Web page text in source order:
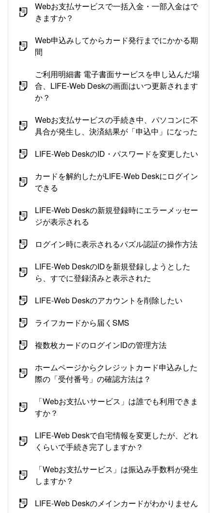
Webお支払サービスで一括入金・一部入金はで
きますか？
Web申込みしてからカード発行までにかかる期
間
ご利用明細書 電子書面サービスを申し込んだ場
合、LIFE-Web Deskの画面はいつ更新されます
か？
Webお支払サービスの手続き中、パソコンに不
具合が発生し、決済結果が「申込中」になった
LIFE-Web DeskのID・パスワードを変更したい
カードを解約したがLIFE-Web Deskにログイン
できる
LIFE-Web Deskの新規登録時にエラーメッセー
ジが表示される
ログイン時に表示されるパズル認証の操作方法
LIFE-Web DeskのIDを新規登録しようとした
ら、すでに登録済みと表示された
LIFE-Web Deskのアカウントを削除したい
ライフカードから届くSMS
複数枚カードのログインIDの管理方法
ホームページからクレジットカード申込みした
際の「受付番号」の確認方法は？
「Webお支払いサービス」は誰でも利用できま
すか？
LIFE-Web Deskで自宅情報を変更したが、どれ
くらいで手続き完了しますか？
「Webお支払サービス」は振込み手数料が発生
しますか？
LIFE-Web Deskのメインカードがわかりません